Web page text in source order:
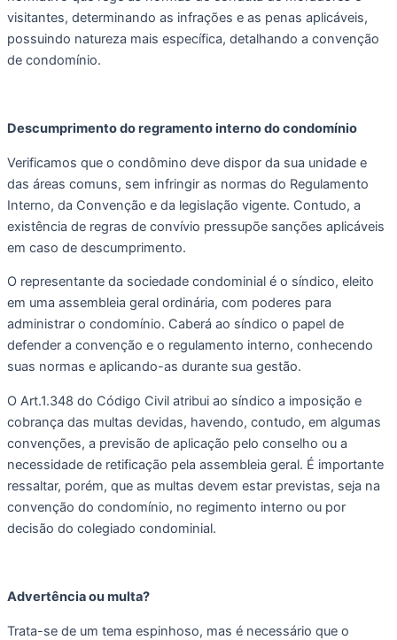
visitantes, determinando as infrações e as penas aplicáveis,
possuindo natureza mais específica, detalhando a convenção
de condomínio.
Descumprimento do regramento interno do condomínio
Verificamos que o condômino deve dispor da sua unidade e
das áreas comuns, sem infringir as normas do Regulamento
Interno, da Convenção e da legislação vigente. Contudo, a
existência de regras de convívio pressupõe sanções aplicáveis
em caso de descumprimento.
O representante da sociedade condominial é o síndico, eleito
em uma assembleia geral ordinária, com poderes para
administrar o condomínio. Caberá ao síndico o papel de
defender a convenção e o regulamento interno, conhecendo
suas normas e aplicando-as durante sua gestão.
O Art.1.348 do Código Civil atribui ao síndico a imposição e
cobrança das multas devidas, havendo, contudo, em algumas
convenções, a previsão de aplicação pelo conselho ou a
necessidade de retificação pela assembleia geral. É importante
ressaltar, porém, que as multas devem estar previstas, seja na
convenção do condomínio, no regimento interno ou por
decisão do colegiado condominial.
Advertência ou multa?
Trata-se de um tema espinhoso, mas é necessário que o